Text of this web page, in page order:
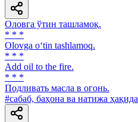
Оловга ўтин ташламоқ.
* * *
Olovga o‘tin tashlamoq.
* * *
Add oil to the fire.
* * *
Подливать масла в огонь.
#сабаб, баҳона ва натижа ҳақида